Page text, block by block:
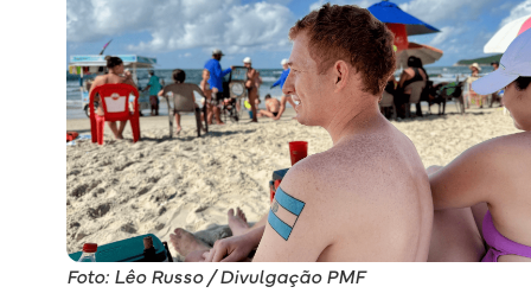
Foto: Lêo Russo / Divulgação PMF